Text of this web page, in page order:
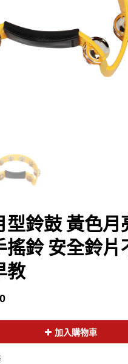
型鈴鼓 黃色月
搖鈴 安全鈴片
教
加入購物車